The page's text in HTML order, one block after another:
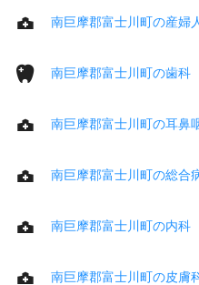
南巨摩郡富士川町の産婦
南巨摩郡富士川町の歯科
南巨摩郡富士川町の耳鼻
南巨摩郡富士川町の総合
南巨摩郡富士川町の内科
南巨摩郡富士川町の皮膚